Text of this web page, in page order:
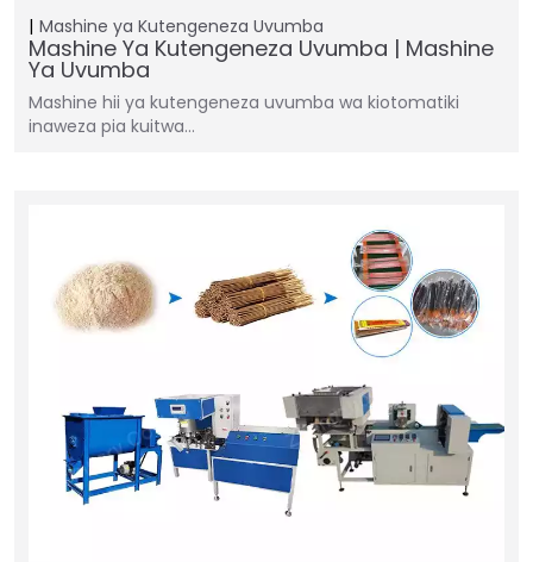
Mashine ya Kutengeneza Uvumba
Mashine Ya Kutengeneza Uvumba | Mashine
Ya Uvumba
Mashine hii ya kutengeneza uvumba wa kiotomatiki
inaweza pia kuitwa…